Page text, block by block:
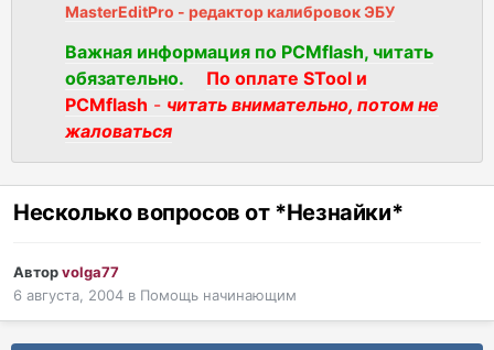
MasterEditPro - редактор калибровок ЭБУ
Важная информация по PCMflash, читать
обязательно.
По оплате STool и
PCMflash - читать внимательно, потом не
жаловаться
Несколько вопросов от *Незнайки*
Авторvolga77
6 августа, 2004 в Помощь начинающим